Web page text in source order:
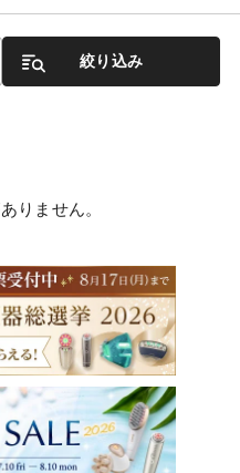
絞り込み
りません。